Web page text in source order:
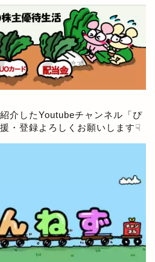
介したYoutubeチャンネル「ぴ
援・登録よろしくお願いします☟